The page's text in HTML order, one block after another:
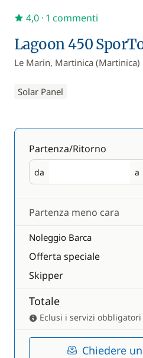
Lagoon 450
Le Marin, Martinica (Martinica)
Solar Panel
4,0 · 1 commenti
Partenza/Ritorno
da
Partenza a
Partenza meno cara
Noleggio Barca
Offerta speciale
Skipper
Totale
Eclusi i servizi obbligatori
Chiedere